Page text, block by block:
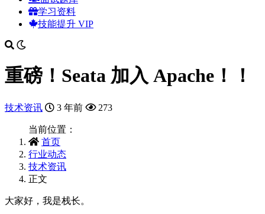
学习资料
技能提升 VIP
重磅！Seata 加入 Apache！！
技术资讯 3 年前 273
当前位置：
首页
行业动态
技术资讯
正文
大家好，我是栈长。